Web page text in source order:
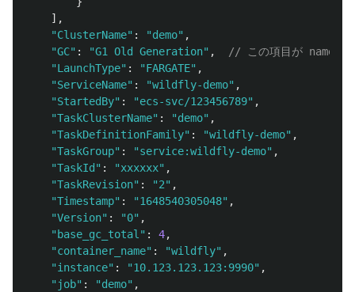
],
"ClusterName" : "demo" ,
"GC" : "G1 Old Generation" ,
// この項目が name と
"LaunchType" : "FARGATE" ,
"ServiceName" : "wildfly-demo" ,
"StartedBy" : "ecs-svc/123456789" ,
"TaskClusterName" : "demo" ,
"TaskDefinitionFamily" : "wildfly-demo" ,
"TaskGroup" : "service:wildfly-demo" ,
"TaskId " : "xxxxxx" ,
"TaskRevision" : "2" ,
"Timestamp" : "1648540305048" ,
"Version" : "0" ,
" base_gc_total" : 4,
"container_name" : "wildfly" ,
"instance" : "10.123.123.123:9990" ,
" job" : "demo" ,